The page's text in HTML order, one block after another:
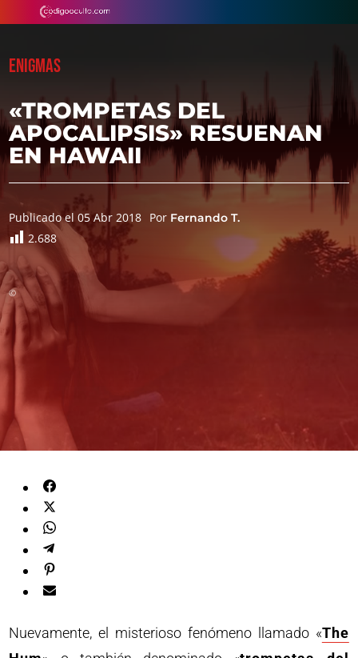
ENIGMAS
«TROMPETAS DEL
APOCALIPSIS» RESUENAN
EN HAWAII
Publicado el 05 Abr 2018 Por Fernando T.
2.688
©
Nuevamente, el misterioso fenómeno llamado «The